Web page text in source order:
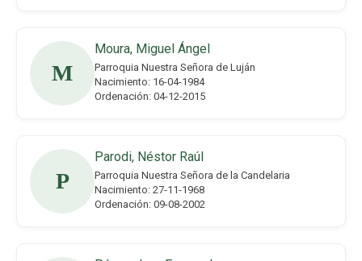
M
Moura, Miguel Ángel
Parroquia Nuestra Señora de Luján
Nacimiento: 16-04-1984
Ordenación: 04-12-2015
P
Parodi, Néstor Raúl
Parroquia Nuestra Señora de la Candelaria
Nacimiento: 27-11-1968
Ordenación: 09-08-2002